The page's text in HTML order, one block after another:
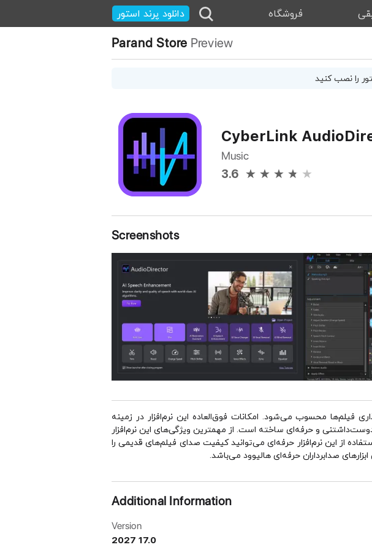
فروشگاه دانلود پرند استور
Parand Store Preview
را نصب کنید
CyberLink
Music
3.6
Screenshots
فیلم‌ها محسوب می‌شود. امکانات فوق‌العاده این نرم‌افزار در زمینه
و حرفه‌ای ساخته است. از مهمترین ویژگی‌های این نرم‌افزار
از این نرم‌افزار حرفه‌ای می‌توانید کیفیت صدای فیلم‌های قدیمی را
صدابرداران حرفه‌ای هالیوود می‌باشد.
Additional Information
Version
2027 17.0